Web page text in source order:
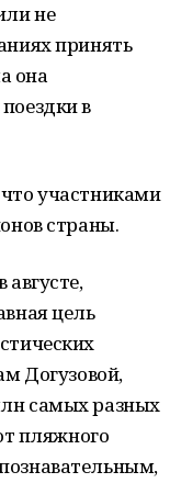
не
принять
она
в
участниками
страны.
августе,
цель
Догузовой,
самых разных
пляжного